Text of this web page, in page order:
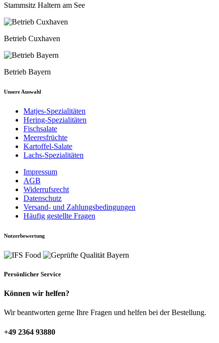
Stammsitz Haltern am See
Betrieb Cuxhaven
Betrieb Bayern
Unsere Auswahl
Matjes-Spezialitäten
Hering-Spezialitäten
Fischsalate
Meeresfrüchte
Kartoffel-Salate
Lachs-Spezialitäten
Impressum
AGB
Widerrufsrecht
Datenschutz
Versand- und Zahlungsbedingungen
Häufig gestellte Fragen
Nutzerbewertung
Persönlicher Service
Können wir helfen?
Wir beantworten gerne Ihre Fragen und helfen bei der Bestellung.
+49 2364 93880